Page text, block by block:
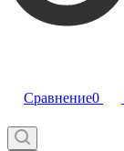
Сравнение0